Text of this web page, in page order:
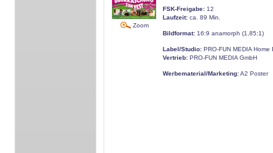
Zoom
FSK-Freigabe: 12
Laufzeit: ca. 89 Min.
Bildformat: 16:9 anamorph (1,85:1)
Label/Studio: PRO-FUN MEDIA Home
Vertrieb: PRO-FUN MEDIA GmbH
Werbematerial/Marketing:A2 Poster